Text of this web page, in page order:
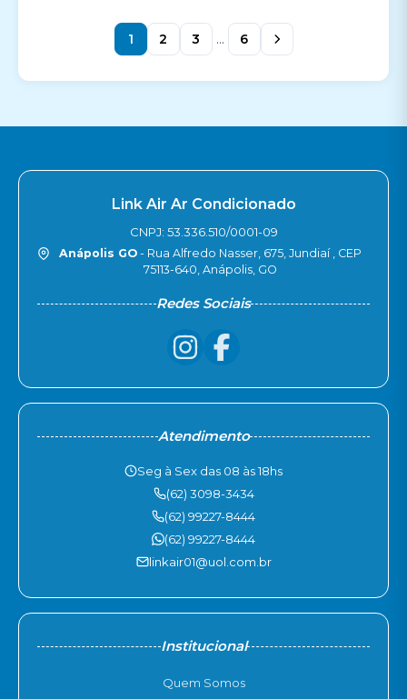
1 2 3 ... 6
Link Air Ar Condicionado
CNPJ: 53.336.510/0001-09
Anápolis GO- Rua Alfredo Nasser, 675, Jundiaí , CEP
75113-640, Anápolis, GO
Redes Sociais
Atendimento
Seg à Sex das 08 às 18hs
(62) 3098-3434
(62) 99227-8444
(62) 99227-8444
linkair01@uol.com.br
Institucional
Quem Somos